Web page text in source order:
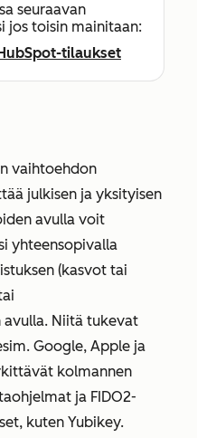
seuraavan
jos toisin mainitaan:
tilaukset
vaihtoehdon
julkisen ja yksityisen
avulla voit
yhteensopivalla
(kasvot tai
avulla. Niitä tukevat
Google, Apple ja
kolmannen
ja FIDO2-
kuten Yubikey.